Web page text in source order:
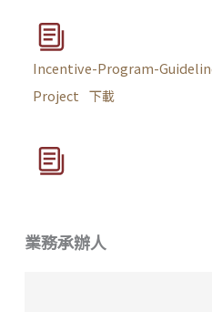
Incentive-Program-
Project 下載
業務承辦人